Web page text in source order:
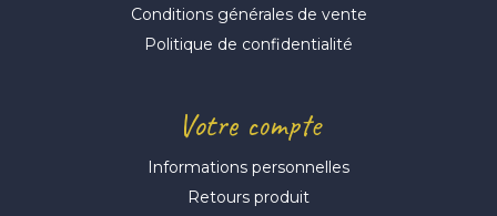
Votre compte
Informations personnelles
Retours produit
Conditions générales de vente
Politique de confidentialité